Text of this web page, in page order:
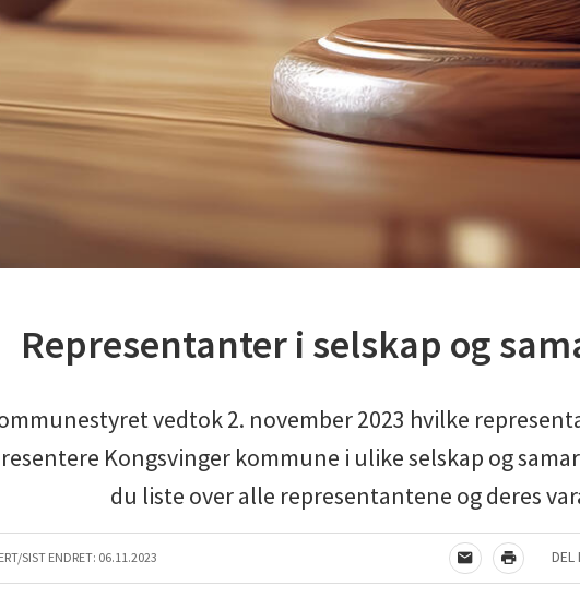
Representanter i selskap og
vedtok 2. november 2023 hvilke
Kongsvinger kommune i ulike selskap og
du liste over alle representantene og deres
SIST ENDRET: 06.11.2023
TIPS EN VENN
SKRIV UT
DEL